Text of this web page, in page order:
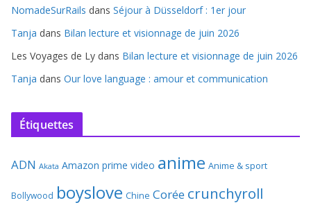
NomadeSurRails dans Séjour à Düsseldorf : 1er jour
Tanja dans Bilan lecture et visionnage de juin 2026
Les Voyages de Ly dans Bilan lecture et visionnage de juin 2026
Tanja dans Our love language : amour et communication
Étiquettes
ADN Akata Amazon prime video anime Anime & sport
Bollywood boyslove Chine Corée crunchyroll